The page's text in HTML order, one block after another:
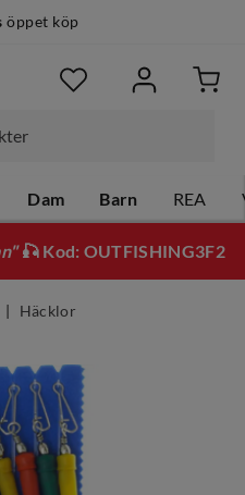
öppet köp
Dam Barn REA
🎣 Kod: OUTFISHING3F2
Häcklor